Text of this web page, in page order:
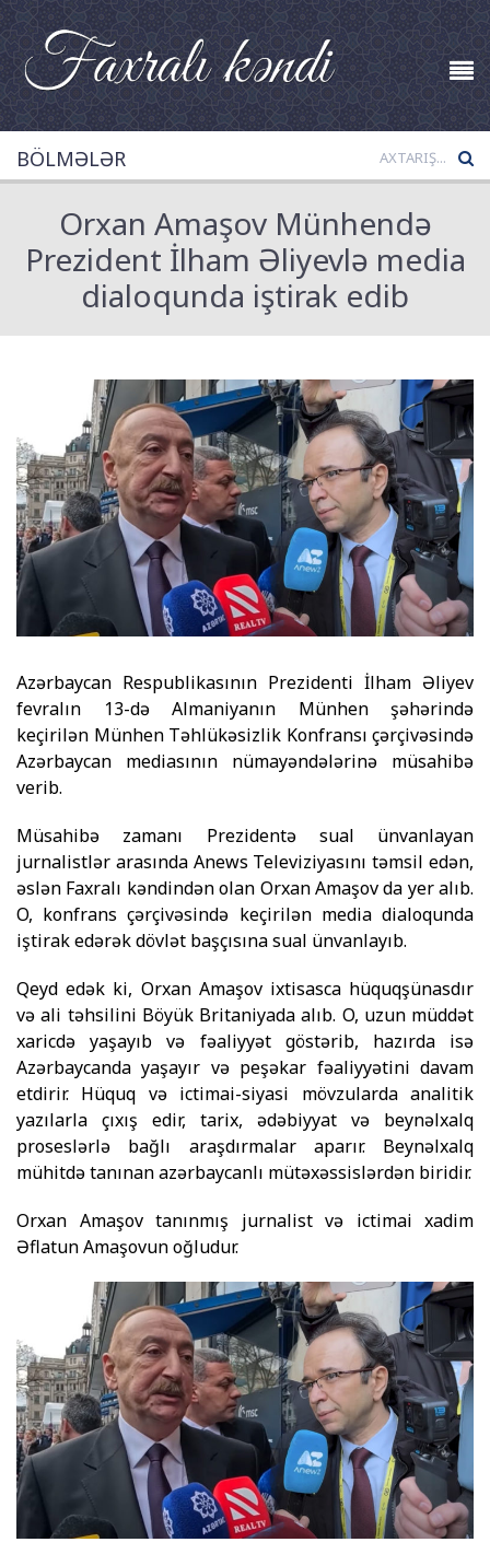
BÖLMƏLƏR
Orxan Amaşov Münhendə
Prezident İlham Əliyevlə media
dialoqunda iştirak edib
Azərbaycan Respublikasının Prezidenti İlham Əliyev
fevralın 13-də Almaniyanın Münhen şəhərində
keçirilən Münhen Təhlükəsizlik Konfransı çərçivəsində
Azərbaycan mediasının nümayəndələrinə müsahibə
verib.
Müsahibə zamanı Prezidentə sual ünvanlayan
jurnalistlər arasında Anews Televiziyasını təmsil edən,
əslən Faxralı kəndindən olan Orxan Amaşov da yer alıb.
O, konfrans çərçivəsində keçirilən media dialoqunda
iştirak edərək dövlət başçısına sual ünvanlayıb.
Qeyd edək ki, Orxan Amaşov ixtisasca hüquqşünasdır
və ali təhsilini Böyük Britaniyada alıb. O, uzun müddət
xaricdə yaşayıb və fəaliyyət göstərib, hazırda isə
Azərbaycanda yaşayır və peşəkar fəaliyyətini davam
etdirir. Hüquq və ictimai-siyasi mövzularda analitik
yazılarla çıxış edir, tarix, ədəbiyyat və beynəlxalq
proseslərlə bağlı araşdırmalar aparır. Beynəlxalq
mühitdə tanınan azərbaycanlı mütəxəssislərdən biridir.
Orxan Amaşov tanınmış jurnalist və ictimai xadim
Əflatun Amaşovun oğludur.